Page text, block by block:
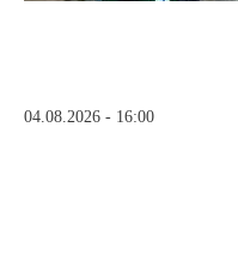
04.08.2026 - 16:00